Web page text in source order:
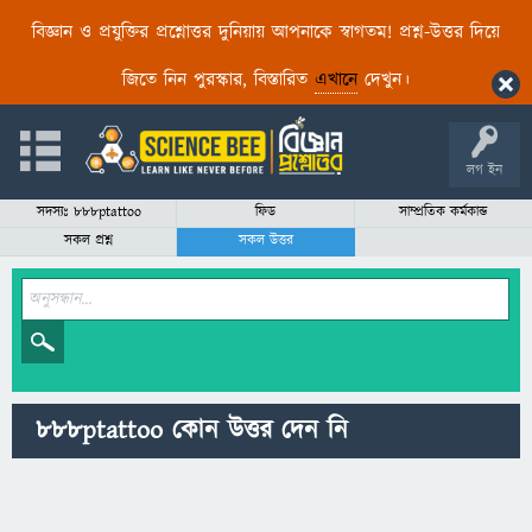
বিজ্ঞান ও প্রযুক্তির প্রশ্নোত্তর দুনিয়ায় আপনাকে স্বাগতম! প্রশ্ন-উত্তর দিয়ে
জিতে নিন পুরস্কার, বিস্তারিত এখানেদেখুন।
লগ ইন
সদস্যঃ 888ptattoo ফিড
সাম্প্রতিক কর্মকান্ড
সকল প্রশ্ন
সকল উত্তর
888ptattoo কোন উত্তর দেন নি